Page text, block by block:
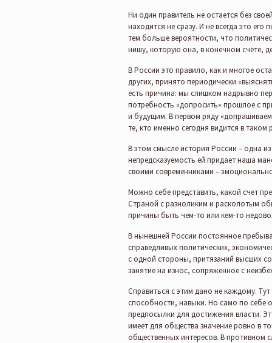
Ни один правитель не остается без
находится не сразу. И не всегда это
тем больше вероятности, что
нишу, которую она, в конечном счёте,
В России это правило, как и многое
других, принято периодически
есть причина: мы слишком надрывно
потребность «допросить» прошлое с
и будущим. В первом ряду
те, кто именно сегодня видится в
В этом смысле история России – одна
непредсказуемость ей придает наша
своими современниками –
Можно себе представить, какой счет
Страной с разноликим и расколотым
причины быть чем-то или кем-то
В нынешней России постоянное
справедливых политических,
с одной стороны, притязаний высших
занятие на износ, сопряженное с
Справиться с этим дано не каждому.
способности, навыки. Но само по себе
предпосылки для достижения власти.
имеет для общества значение ровно в
общественных интересов. В противном